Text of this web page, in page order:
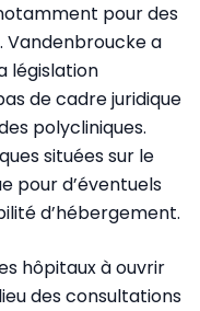
pour des
Vandenbroucke a
législation
de cadre juridique
polycliniques.
situées sur le
pour d’éventuels
d’hébergement.
hôpitaux à ouvrir
des consultations